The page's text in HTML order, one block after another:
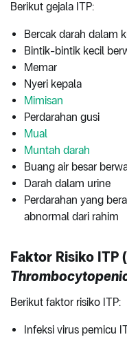
Berikut gejala ITP:
Bercak darah dalam
Bintik-bintik kecil
Memar
Nyeri kepala
Mimisan
Perdarahan gusi
Mual
Muntah darah
Buang air besar
Darah dalam urine
Perdarahan yang
abnormal dari rahim
Faktor Risiko ITP (
Berikut faktor risiko ITP:
Infeksi virus pemicu